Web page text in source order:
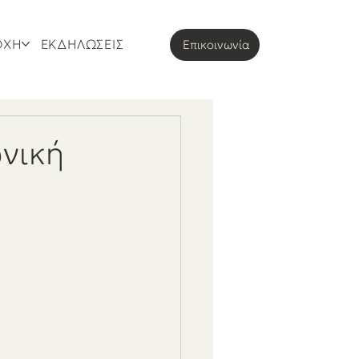
ΕΚΔΗΛΩΣΕΙΣ Eπικοινωνία